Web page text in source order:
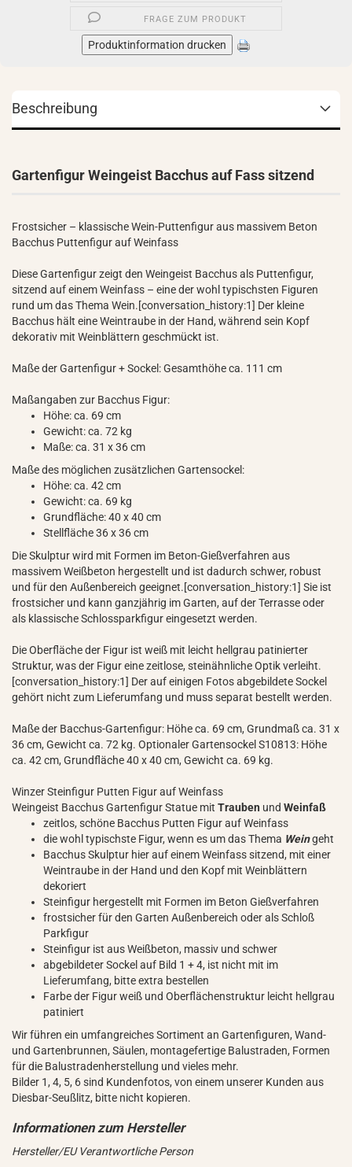
FRAGE ZUM PRODUKT
Produktinformation drucken
Beschreibung
Gartenfigur Weingeist Bacchus auf Fass sitzend
Frostsicher – klassische Wein-Puttenfigur aus massivem Beton
Bacchus Puttenfigur auf Weinfass
Diese Gartenfigur zeigt den Weingeist Bacchus als Puttenfigur,
sitzend auf einem Weinfass – eine der wohl typischsten Figuren
rund um das Thema Wein.[conversation_history:1] Der kleine
Bacchus hält eine Weintraube in der Hand, während sein Kopf
dekorativ mit Weinblättern geschmückt ist.
Maße der Gartenfigur + Sockel: Gesamthöhe ca. 111 cm
Maßangaben zur Bacchus Figur:
Höhe: ca. 69 cm
Gewicht: ca. 72 kg
Maße: ca. 31 x 36 cm
Maße des möglichen zusätzlichen Gartensockel:
Höhe: ca. 42 cm
Gewicht: ca. 69 kg
Grundfläche: 40 x 40 cm
Stellfläche 36 x 36 cm
Die Skulptur wird mit Formen im Beton-Gießverfahren aus
massivem Weißbeton hergestellt und ist dadurch schwer, robust
und für den Außenbereich geeignet.[conversation_history:1] Sie ist
frostsicher und kann ganzjährig im Garten, auf der Terrasse oder
als klassische Schlossparkfigur eingesetzt werden.
Die Oberfläche der Figur ist weiß mit leicht hellgrau patinierter
Struktur, was der Figur eine zeitlose, steinähnliche Optik verleiht.
[conversation_history:1] Der auf einigen Fotos abgebildete Sockel
gehört nicht zum Lieferumfang und muss separat bestellt werden.
Maße der Bacchus-Gartenfigur: Höhe ca. 69 cm, Grundmaß ca. 31 x
36 cm, Gewicht ca. 72 kg. Optionaler Gartensockel S10813: Höhe
ca. 42 cm, Grundfläche 40 x 40 cm, Gewicht ca. 69 kg.
Winzer Steinfigur Putten Figur auf Weinfass
Weingeist Bacchus Gartenfigur Statue mit Trauben und Weinfaß
zeitlos, schöne Bacchus Putten Figur auf Weinfass
die wohl typischste Figur, wenn es um das Thema Weingeht
Bacchus Skulptur hier auf einem Weinfass sitzend, mit einer
Weintraube in der Hand und den Kopf mit Weinblättern
dekoriert
Steinfigur hergestellt mit Formen im Beton Gießverfahren
frostsicher für den Garten Außenbereich oder als Schloß
Parkfigur
Steinfigur ist aus Weißbeton, massiv und schwer
abgebildeter Sockel auf Bild 1 + 4, ist nicht mit im
Lieferumfang, bitte extra bestellen
Farbe der Figur weiß und Oberflächenstruktur leicht hellgrau
patiniert
Wir führen ein umfangreiches Sortiment an Gartenfiguren, Wand-
und Gartenbrunnen, Säulen, montagefertige Balustraden, Formen
für die Balustradenherstellung und vieles mehr.
Bilder 1, 4, 5, 6 sind Kundenfotos, von einem unserer Kunden aus
Diesbar-Seußlitz, bitte nicht kopieren.
Hersteller/EU Verantwortliche Person